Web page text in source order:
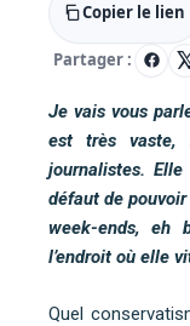
Copier le lien
Partager :
Je vais vous
est très vaste,
journalistes.
défaut de
week-ends, eh
l’endroit où elle
Quel